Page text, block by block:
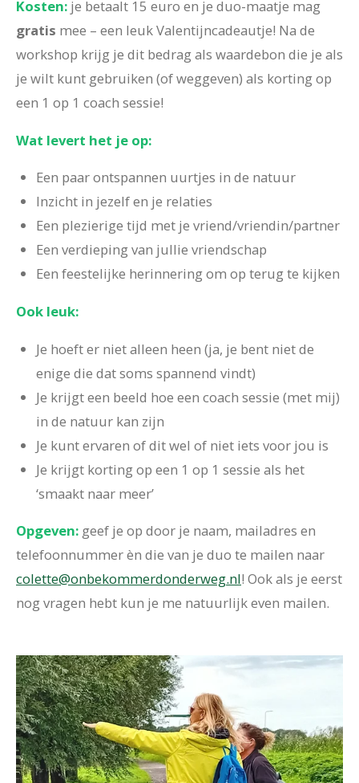
Kosten: je betaalt 15 euro en je duo-maatje mag
gratis mee – een leuk Valentijncadeautje! Na de
workshop krijg je dit bedrag als waardebon die je als
je wilt kunt gebruiken (of weggeven) als korting op
een 1 op 1 coach sessie!
Wat levert het je op:
Een paar ontspannen uurtjes in de natuur
Inzicht in jezelf en je relaties
Een plezierige tijd met je vriend/vriendin/partner
Een verdieping van jullie vriendschap
Een feestelijke herinnering om op terug te kijken
Ook leuk:
Je hoeft er niet alleen heen (ja, je bent niet de
enige die dat soms spannend vindt)
Je krijgt een beeld hoe een coach sessie (met mij)
in de natuur kan zijn
Je kunt ervaren of dit wel of niet iets voor jou is
Je krijgt korting op een 1 op 1 sessie als het
‘smaakt naar meer’
Opgeven: geef je op door je naam, mailadres en
telefoonnummer èn die van je duo te mailen naar
colette@onbekommerdonderweg.nl! Ook als je eerst
nog vragen hebt kun je me natuurlijk even mailen.